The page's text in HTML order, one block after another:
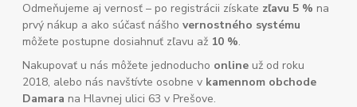
Odmeňujeme aj vernosť – po registrácii získate zľavu 5 % na
prvý nákup a ako súčasť nášhovernostného systému
môžete postupne dosiahnuť zľavu až 10 %.
Nakupovať u nás môžete jednoducho online už od roku
2018, alebo nás navštívte osobne v kamennom obchode
Damara na Hlavnej ulici 63 v Prešove.